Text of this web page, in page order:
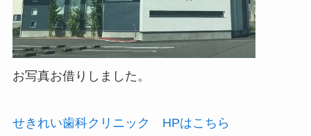
お写真お借りしました。
せきれい歯科クリニック HPはこちら